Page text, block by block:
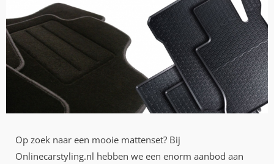
Op zoek naar een mooie mattenset? Bij
Onlinecarstyling.nl hebben we een enorm aanbod aan